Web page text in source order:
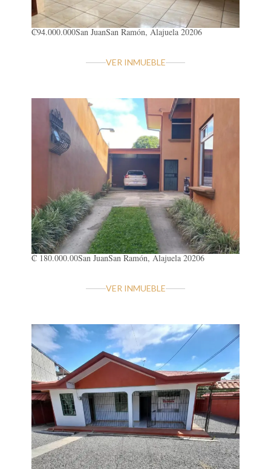
₡94.000.000San JuanSan Ramón, Alajuela 20206
VER INMUEBLE
₡ 180.000.00San JuanSan Ramón, Alajuela 20206
VER INMUEBLE